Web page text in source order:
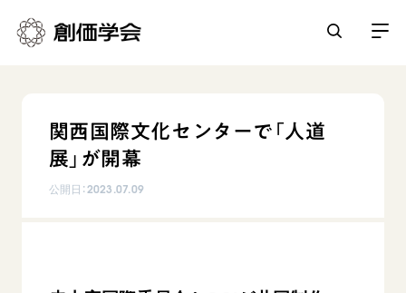
人間革命
日常の活動
関西国際文化センターで「人道
展」が開幕
公開日：2023.07.09